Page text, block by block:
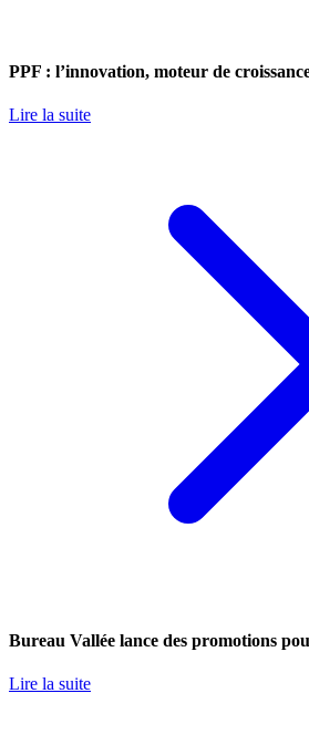
PPF : l’innovation, moteur de
Lire la suite
Bureau Vallée lance des promotions
Lire la suite